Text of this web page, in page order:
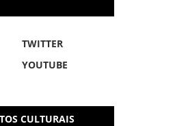
TWITTER
YOUTUBE
CULTURAIS